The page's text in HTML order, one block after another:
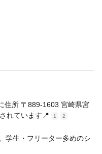
住所 〒889-1603 宮崎県宮
れています📍
1 2
学生・フリーター多めのシ